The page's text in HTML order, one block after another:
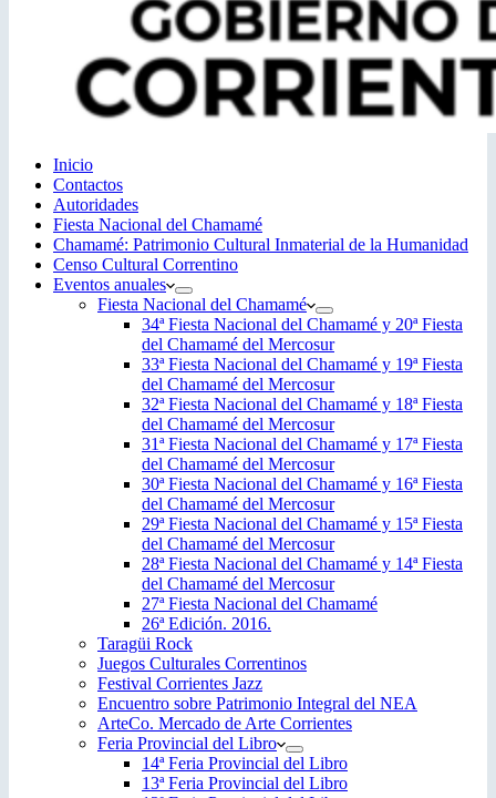
Inicio
Contactos
Autoridades
Fiesta Nacional del Chamamé
Chamamé: Patrimonio Cultural Inmaterial de la Humanidad
Censo Cultural Correntino
Eventos anuales
Fiesta Nacional del Chamamé
34ª Fiesta Nacional del Chamamé y 20ª Fiesta
del Chamamé del Mercosur
33ª Fiesta Nacional del Chamamé y 19ª Fiesta
del Chamamé del Mercosur
32ª Fiesta Nacional del Chamamé y 18ª Fiesta
del Chamamé del Mercosur
31ª Fiesta Nacional del Chamamé y 17ª Fiesta
del Chamamé del Mercosur
30ª Fiesta Nacional del Chamamé y 16ª Fiesta
del Chamamé del Mercosur
29ª Fiesta Nacional del Chamamé y 15ª Fiesta
del Chamamé del Mercosur
28ª Fiesta Nacional del Chamamé y 14ª Fiesta
del Chamamé del Mercosur
27ª Fiesta Nacional del Chamamé
26ª Edición. 2016.
Taragüi Rock
Juegos Culturales Correntinos
Festival Corrientes Jazz
Encuentro sobre Patrimonio Integral del NEA
ArteCo. Mercado de Arte Corrientes
Feria Provincial del Libro
14ª Feria Provincial del Libro
13ª Feria Provincial del Libro